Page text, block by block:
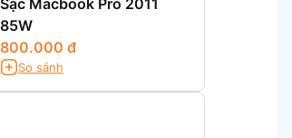
Sạc Macbook Pro 2011
85W
800.000 đ
So sánh